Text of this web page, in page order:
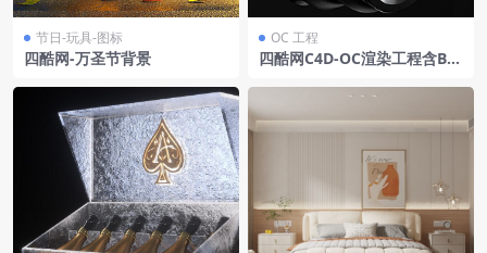
节日-玩具-图标
四酷网-万圣节背景
OC 工程
四酷网C4D-OC渲染工程含B&